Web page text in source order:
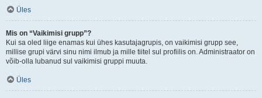
Üles
Mis on “Vaikimisi grupp”?
Kui sa oled liige enamas kui ühes kasutajagrupis, on vaikimisi grupp see,
millise grupi värvi sinu nimi ilmub ja mille tiitel sul profiilis on. Administraator on
võib-olla lubanud sul vaikimisi gruppi muuta.
Üles